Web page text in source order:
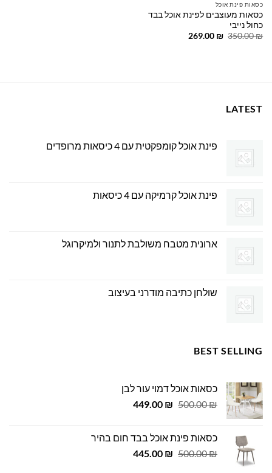
כסאות פינת אוכל
כסאות מעוצבים לפינת אוכל בבד
כחול נייבי
350.00₪
המחיר
269.00 ₪
המחיר
LATEST
פינת אוכל קומפקטית עם 4 כיסאות מרופדים
פינת אוכל קרמיקה עם 4 כיסאות
ארונית מטבח משולבת לתנור ולמיקרוגל
שולחן כתיבה מודרני בעיצוב
BEST SELLING
כסאות אוכל דמוי עור לבן
500.00₪
המחיר
500.00 ₪.
449.00 ₪
המחיר
449.00 ₪.
כסאות פינת אוכל בבד חום בהיר
500.00₪
המחיר
445.00 ₪
המחיר